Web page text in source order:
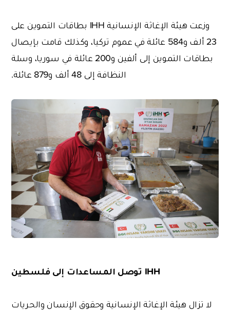
وزعت هيئة الإغاثة الإنسانية IHH بطاقات التموين على
23 ألف و584 عائلة في عموم تركيا، وكذلك قامت بإيصال
بطاقات التموين إلى ألفين و200 عائلة في سوريا، وسلة
النظافة إلى 48 ألف و879 عائلة.
IHH توصل المساعدات إلى فلسطين
لا تزال هيئة الإغاثة الإنسانية وحقوق الإنسان والحريات